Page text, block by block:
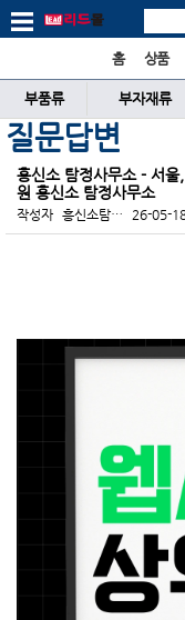
홈 상품
부품류 부자재류
질문답변
흥신소 탐정사무소 - 서
원 흥신소 탐정사무소
작성자 흥신소탐… 26-05-